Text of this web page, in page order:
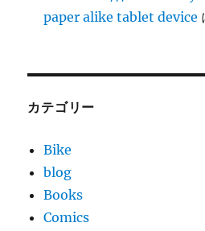
paper alike tablet device
カテゴリー
Bike
blog
Books
Comics